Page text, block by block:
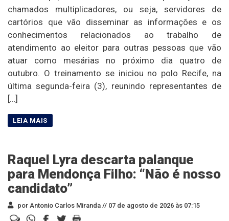
chamados multiplicadores, ou seja, servidores de
cartórios que vão disseminar as informações e os
conhecimentos relacionados ao trabalho de
atendimento ao eleitor para outras pessoas que vão
atuar como mesárias no próximo dia quatro de
outubro. O treinamento se iniciou no polo Recife, na
última segunda-feira (3), reunindo representantes de
[…]
Raquel Lyra descarta palanque
para Mendonça Filho: “Não é nosso
candidato”
por Antonio Carlos Miranda // 07 de agosto de 2026 às 07:15